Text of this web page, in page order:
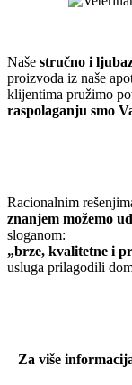
Naše stručno i
proizvoda iz naše
klijentima pružimo
raspolaganju smo
Racionalnim
znanjem možemo
sloganom:
„brze, kvalitetne i
usluga prilagodili
Za više